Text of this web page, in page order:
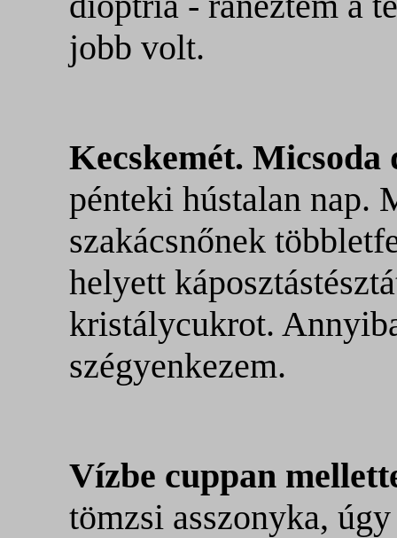
jobb volt.
Kecskemét. Micsoda
pénteki hústalan nap.
szakácsnőnek
helyett
kristálycukrot.
szégyenkezem.
Vízbe cuppan
tömzsi asszonyka, úgy